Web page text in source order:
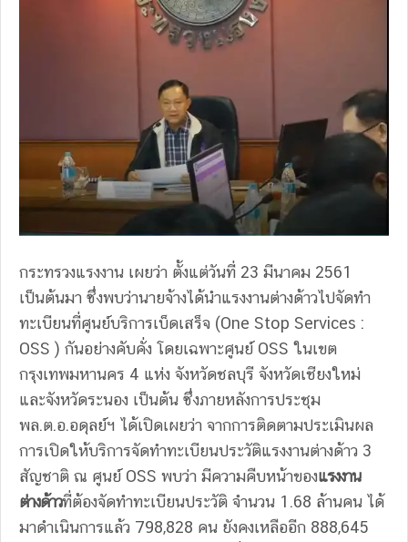
กระทรวงแรงงาน เผยว่า ตั้งแต่วันที่ 23 มีนาคม 2561
เป็นต้นมา ซึ่งพบว่านายจ้างได้นำแรงงานต่างด้าวไปจัดทำ
ทะเบียนที่ศูนย์บริการเบ็ดเสร็จ (One Stop Services :
OSS ) กันอย่างคับคั่ง โดยเฉพาะศูนย์ OSS ในเขต
กรุงเทพมหานคร 4 แห่ง จังหวัดชลบุรี จังหวัดเชียงใหม่
และจังหวัดระนอง เป็นต้น ซึ่งภายหลังการประชุม
พล.ต.อ.อดุลย์ฯ ได้เปิดเผยว่า จากการติดตามประเมินผล
การเปิดให้บริการจัดทำทะเบียนประวัติแรงงานต่างด้าว 3
สัญชาติ ณ ศูนย์ OSS พบว่า มีความคืบหน้าของแรงงาน
ต่างด้าวที่ต้องจัดทำทะเบียนประวัติ จำนวน 1.68 ล้านคน ได้
มาดำเนินการแล้ว 798,828 คน ยังคงเหลืออีก 888,645